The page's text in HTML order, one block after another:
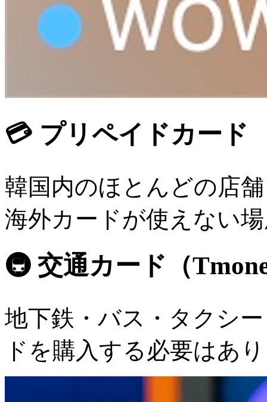
💳 プリペイドカード
韓国内のほとんどの店
海外カードが使えない
🚇 交通カード（
地下鉄・バス・タクシ
ドを購入する必要はあ